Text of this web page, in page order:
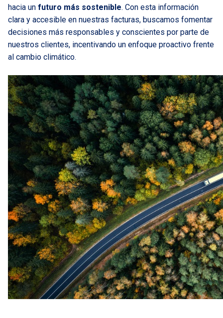
hacia un futuro más sostenible. Con esta información
clara y accesible en nuestras facturas, buscamos fomentar
decisiones más responsables y conscientes por parte de
nuestros clientes, incentivando un enfoque proactivo frente
al cambio climático.